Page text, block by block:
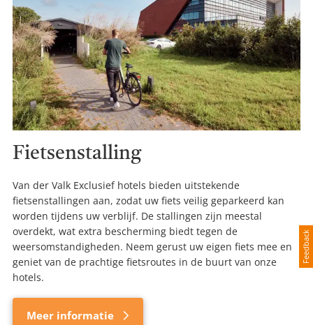
Fietsenstalling
Van der Valk Exclusief hotels bieden uitstekende
fietsenstallingen aan, zodat uw fiets veilig geparkeerd kan
worden tijdens uw verblijf. De stallingen zijn meestal
overdekt, wat extra bescherming biedt tegen de
weersomstandigheden. Neem gerust uw eigen fiets mee en
geniet van de prachtige fietsroutes in de buurt van onze
hotels.
Meer informatie
Feedback